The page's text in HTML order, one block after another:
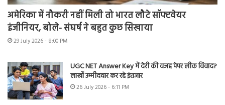
अमेरिका में नौकरी नहीं मिली तो भारत लौटे सॉफ्टवेयर
इंजीनियर, बोले- संघर्ष ने बहुत कुछ सिखाया
29 July 2026 - 8:00 PM
UGC NET Answer Key में देरी की वजह पेपर लीक विवाद?
लाखों उम्मीदवार कर रहे इंतजार
26 July 2026 - 6:11 PM